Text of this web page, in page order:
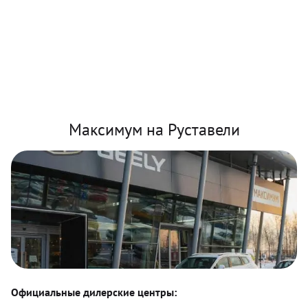
Максимум на Руставели
Официальные дилерские центры: